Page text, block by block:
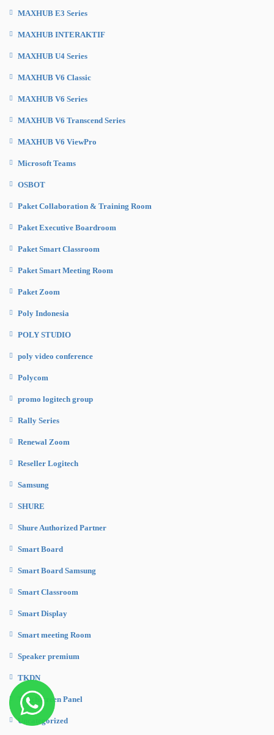
MAXHUB E3 Series
MAXHUB INTERAKTIF
MAXHUB U4 Series
MAXHUB V6 Classic
MAXHUB V6 Series
MAXHUB V6 Transcend Series
MAXHUB V6 ViewPro
Microsoft Teams
OSBOT
Paket Collaboration & Training Room
Paket Executive Boardroom
Paket Smart Classroom
Paket Smart Meeting Room
Paket Zoom
Poly Indonesia
POLY STUDIO
poly video conference
Polycom
promo logitech group
Rally Series
Renewal Zoom
Reseller Logitech
Samsung
SHURE
Shure Authorized Partner
Smart Board
Smart Board Samsung
Smart Classroom
Smart Display
Smart meeting Room
Speaker premium
TKDN
Touchscreen Panel
Uncategorized